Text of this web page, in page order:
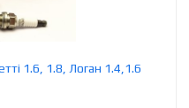
1.6, 1.8, Логан 1.4,1.6